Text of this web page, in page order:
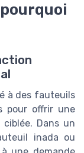
à des fauteuils
pour offrir une
Dans un
inada ou